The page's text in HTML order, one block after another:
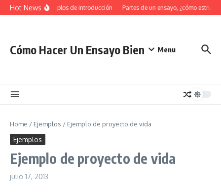
Saltar al contenido
Hot News34 Ejemplos de introducción Partes de un ensayo, ¿cómo
Cómo Hacer Un Ensayo Bien Menu
Home / Ejemplos / Ejemplo de proyecto de vida
Ejemplos
Ejemplo de proyecto de vida
julio 17, 2013